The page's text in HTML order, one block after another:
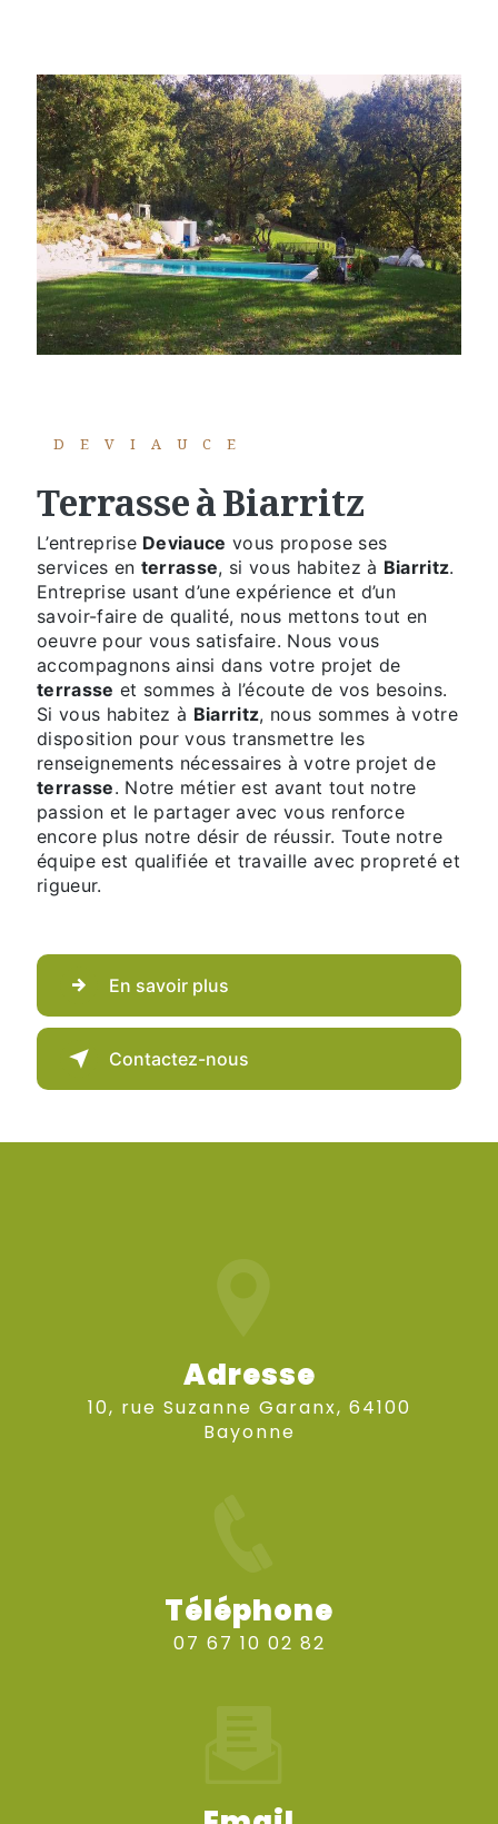
DEVIAUCE
terrasse à Biarritz
L’entreprise Deviauce vous propose ses
services en terrasse, si vous habitez à Biarritz.
Entreprise usant d’une expérience et d’un
savoir-faire de qualité, nous mettons tout en
oeuvre pour vous satisfaire. Nous vous
accompagnons ainsi dans votre projet de
terrasse et sommes à l’écoute de vos besoins.
Si vous habitez à Biarritz, nous sommes à votre
disposition pour vous transmettre les
renseignements nécessaires à votre projet de
terrasse. Notre métier est avant tout notre
passion et le partager avec vous renforce
encore plus notre désir de réussir. Toute notre
équipe est qualifiée et travaille avec propreté et
rigueur.
En savoir plus
Contactez-nous
Adresse
10, rue Suzanne Garanx, 64100
Bayonne
Téléphone
07 67 10 02 82